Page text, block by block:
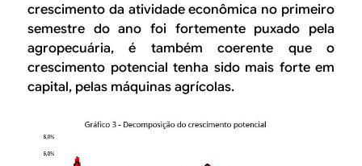
crescimento da atividade econômica no primeiro
semestre do ano foi fortemente puxado pela
agropecuária, é também coerente que o
crescimento potencial tenha sido mais forte em
capital, pelas máquinas agrícolas.